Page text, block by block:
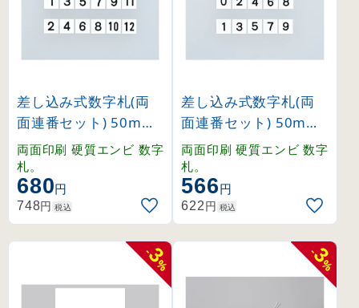
差し込み式数字札(両
面連番セット) 50mm
角用 1〜12 6枚1組 (2
28041)
両面印刷 硬質エンビ 数字
札。
680円
748円 税込
差し込み式数字札(両
面連番セット) 50mm
角用 0〜9 5枚1組 (22
8043)
両面印刷 硬質エンビ 数字
札。
566円
622円 税込
-
3
%
-
3
%